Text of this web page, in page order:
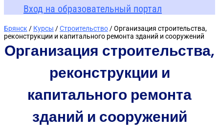
Вход на образовательный портал
Брянск / Курсы /Строительство / Организация строительства,
реконструкции и капитального ремонта зданий и сооружений
Организация строительства,
реконструкции и
капитального ремонта
зданий и сооружений